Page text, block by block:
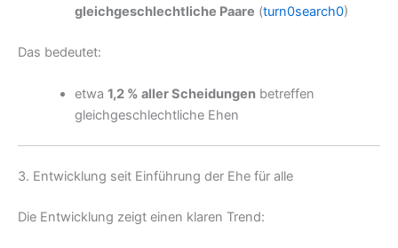
gleichgeschlechtliche Paare (turn0search0)
Das bedeutet:
etwa 1,2 % aller Scheidungenbetreffen
gleichgeschlechtliche Ehen
3. Entwicklung seit Einführung der Ehe für alle
Die Entwicklung zeigt einen klaren Trend: